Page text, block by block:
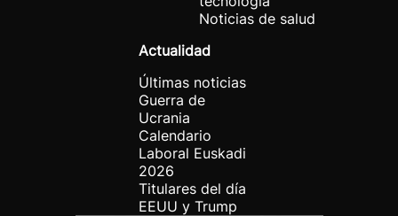
Noticias de salud
Actualidad
Últimas noticias
Guerra de
Ucrania
Calendario
Laboral Euskadi
2026
Titulares del día
EEUU y Trump